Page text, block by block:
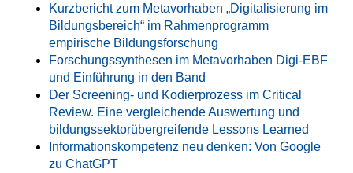
Kurzbericht zum Metavorhaben „Digitalisierung im
Bildungsbereich“ im Rahmenprogramm
empirische Bildungsforschung
Forschungssynthesen im Metavorhaben Digi-EBF
und Einführung in den Band
Der Screening- und Kodierprozess im Critical
Review. Eine vergleichende Auswertung und
bildungssektorübergreifende Lessons Learned
Informationskompetenz neu denken: Von Google
zu ChatGPT